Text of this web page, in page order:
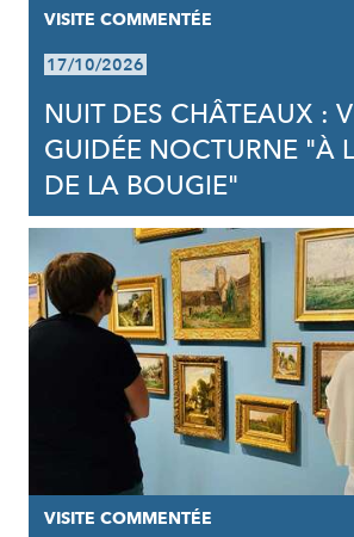
VISITE COMMENTÉE
17/10/2026
NUIT DES CHÂTEAUX :
GUIDÉE NOCTURNE "À
DE LA BOUGIE"
VISITE COMMENTÉE